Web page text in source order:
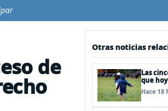
de
Otras noticias
Las
que
Hace 18